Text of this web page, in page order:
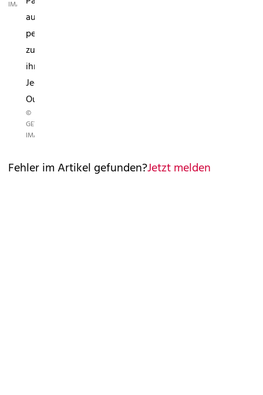
IMAGES
auch
perfekt
zu
ihrem
Jeggings-
Outfit.
©
GETTY
IMAGES
Fehler im Artikel gefunden?Jetzt melden